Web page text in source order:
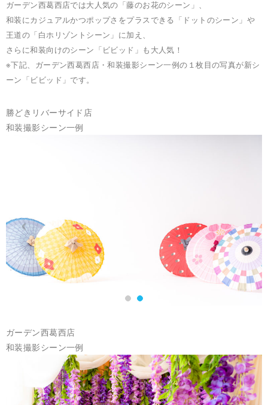
ガーデン西葛西店では大人気の「藤のお花のシーン」、
和装にカジュアルかつポップさをプラスできる「ドットのシーン」や
王道の「白ホリゾントシーン」に加え、
さらに和装向けのシーン「ビビッド」も大人気！
※下記、ガーデン西葛西店・和装撮影シーン一例の１枚目の写真が新シ
ーン「ビビッド」です。
勝どきリバーサイド店
和装撮影シーン一例
ガーデン西葛西店
和装撮影シーン一例